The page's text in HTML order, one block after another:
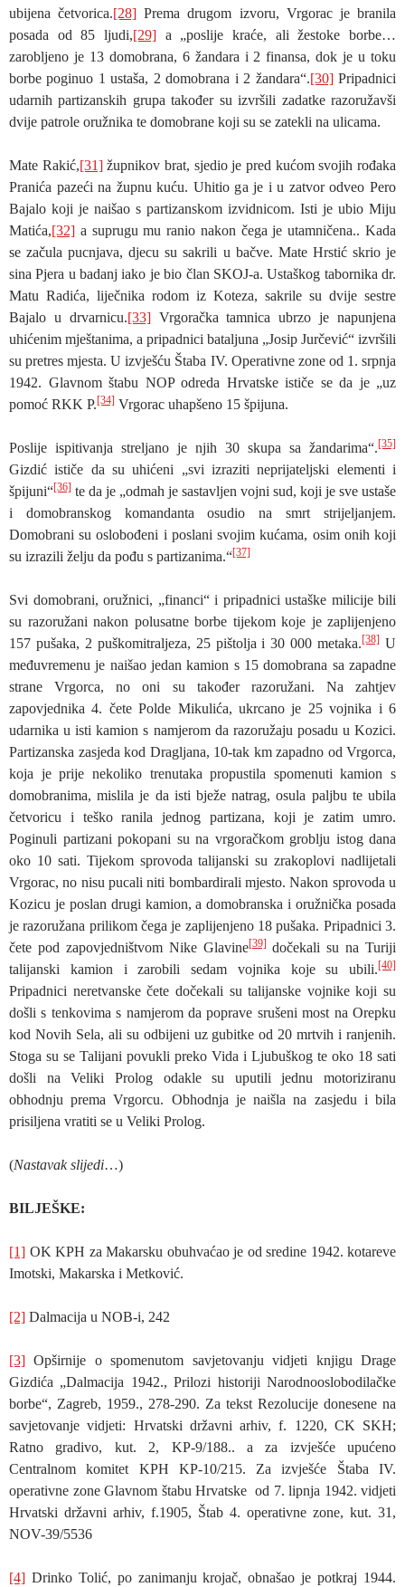
ubijena četvorica.[28] Prema drugom izvoru, Vrgorac je branila
posada od 85 ljudi,[29] a „poslije kraće, ali žestoke borbe…
zarobljeno je 13 domobrana, 6 žandara i 2 finansa, dok je u toku
borbe poginuo 1 ustaša, 2 domobrana i 2 žandara“.[30]Pripadnici
udarnih partizanskih grupa također su izvršili zadatke razoružavši
dvije patrole oružnika te domobrane koji su se zatekli na ulicama.
Mate Rakić,[31]župnikov brat, sjedio je pred kućom svojih rođaka
Pranića pazeći na župnu kuću. Uhitio ga je i u zatvor odveo Pero
Bajalo koji je naišao s partizanskom izvidnicom. Isti je ubio Miju
Matića,[32] a suprugu mu ranio nakon čega je utamničena.. Kada
se začula pucnjava, djecu su sakrili u bačve. Mate Hrstić skrio je
sina Pjera u badanj iako je bio član SKOJ-a. Ustaškog tabornika dr.
Matu Radića, liječnika rodom iz Koteza, sakrile su dvije sestre
Bajalo u drvarnicu.[33]Vrgoračka tamnica ubrzo je napunjena
uhićenim mještanima, a pripadnici bataljuna „Josip Jurčević“ izvršili
su pretres mjesta. U izvješću Štaba IV. Operativne zone od 1. srpnja
1942. Glavnom štabu NOP odreda Hrvatske ističe se da je „uz
pomoć RKK P.[34] Vrgorac uhapšeno 15 špijuna.
Poslije ispitivanja streljano je njih 30 skupa sa žandarima“.[35]
Gizdić ističe da su uhićeni „svi izraziti neprijateljski elementi i
špijuni“[36] te da je „odmah je sastavljen vojni sud, koji je sve ustaše
i domobranskog komandanta osudio na smrt strijeljanjem.
Domobrani su oslobođeni i poslani svojim kućama, osim onih koji
su izrazili želju da pođu s partizanima.“[37]
Svi domobrani, oružnici, „financi“ i pripadnici ustaške milicije bili
su razoružani nakon polusatne borbe tijekom koje je zaplijenjeno
157 pušaka, 2 puškomitraljeza, 25 pištolja i 30 000 metaka.[38]U
međuvremenu je naišao jedan kamion s 15 domobrana sa zapadne
strane Vrgorca, no oni su također razoružani. Na zahtjev
zapovjednika 4. čete Polde Mikulića, ukrcano je 25 vojnika i 6
udarnika u isti kamion s namjerom da razoružaju posadu u Kozici.
Partizanska zasjeda kod Dragljana, 10-tak km zapadno od Vrgorca,
koja je prije nekoliko trenutaka propustila spomenuti kamion s
domobranima, mislila je da isti bježe natrag, osula paljbu te ubila
četvoricu i teško ranila jednog partizana, koji je zatim umro.
Poginuli partizani pokopani su na vrgoračkom groblju istog dana
oko 10 sati. Tijekom sprovoda talijanski su zrakoplovi nadlijetali
Vrgorac, no nisu pucali niti bombardirali mjesto. Nakon sprovoda u
Kozicu je poslan drugi kamion, a domobranska i oružnička posada
je razoružana prilikom čega je zaplijenjeno 18 pušaka. Pripadnici 3.
čete pod zapovjedništvom Nike Glavine[39]dočekali su na Turiji
talijanski kamion i zarobili sedam vojnika koje su ubili.[40]
Pripadnici neretvanske čete dočekali su talijanske vojnike koji su
došli s tenkovima s namjerom da poprave srušeni most na Orepku
kod Novih Sela, ali su odbijeni uz gubitke od 20 mrtvih i ranjenih.
Stoga su se Talijani povukli preko Vida i Ljubuškog te oko 18 sati
došli na Veliki Prolog odakle su uputili jednu motoriziranu
obhodnju prema Vrgorcu. Obhodnja je naišla na zasjedu i bila
prisiljena vratiti se u Veliki Prolog.
(Nastavak slijedi…)
BILJEŠKE:
[1] OK KPH za Makarsku obuhvaćao je od sredine 1942. kotareve
Imotski, Makarska i Metković.
[2] Dalmacija u NOB-i, 242
[3] Opširnije o spomenutom savjetovanju vidjeti knjigu Drage
Gizdića „Dalmacija 1942., Prilozi historiji Narodnooslobodilačke
borbe“, Zagreb, 1959., 278-290. Za tekst Rezolucije donesene na
savjetovanje vidjeti: Hrvatski državni arhiv, f. 1220, CK SKH;
Ratno gradivo, kut. 2, KP-9/188.. a za izvješće upućeno
Centralnom komitet KPH KP-10/215. Za izvješće Štaba IV.
operativne zone Glavnom štabu Hrvatske od 7. lipnja 1942. vidjeti
Hrvatski državni arhiv, f.1905, Štab 4. operativne zone, kut. 31,
NOV-39/5536
[4] Drinko Tolić, po zanimanju krojač, obnašao je potkraj 1944.